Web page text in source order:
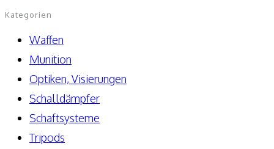
Kategorien
Waffen
Munition
Optiken, Visierungen
Schalldämpfer
Schaftsysteme
Tripods